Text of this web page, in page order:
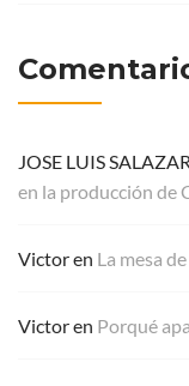
JOSE LUIS
en la producción de
Victoren La mesa
Victoren Porqué